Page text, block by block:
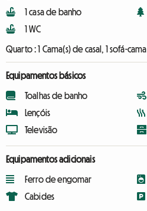
1 casa de banho
1 WC
Quarto :1 Cama(s) de casal, 1 sofá-cama
Equipamentos básicos
Toalhas de banho
Lençóis
Televisão
Equipamentos adicionais
Ferro de engomar
Cabides